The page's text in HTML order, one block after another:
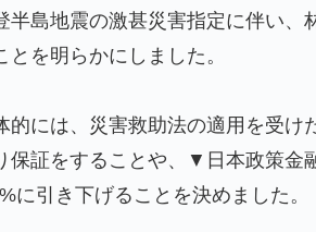
半島地震の激甚災害指定に伴い、
とを明らかにしました。
的には、災害救助法の適用を受
保証をすることや、▼日本政策金
に引き下げることを決めました。